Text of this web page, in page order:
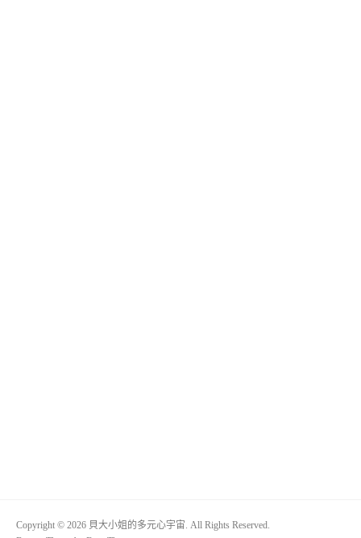
Copyright © 2026 貝大小姐的多元心宇宙. All Rights Reserved.